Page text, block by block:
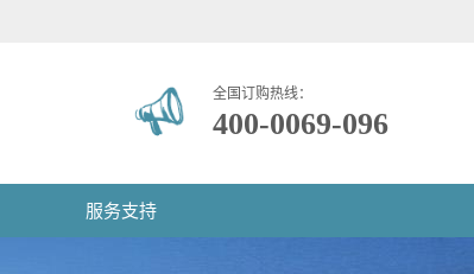
全国订购热线：
400-0069-096
服务支持